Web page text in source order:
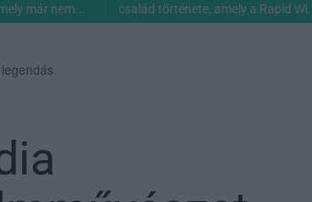
már nem...
család története, amely a Rapid Wi...